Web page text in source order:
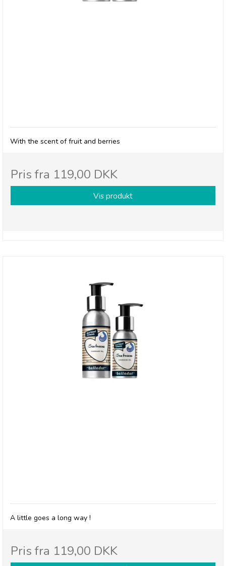
With the scent of fruit and berries
Pris fra 119,00 DKK
Vis produkt
A little goes a long way !
Pris fra 119,00 DKK